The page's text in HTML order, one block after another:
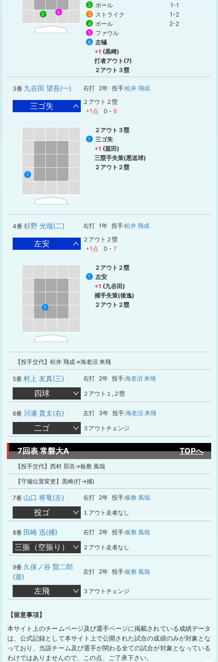
2 5
2 ボール 1-1
3 ストライク 1-2
4 ボール 2-2
5 ファウル
6
左犠
+1 (黒崎)
打者アウト(7)
２アウト３塁
3番 九谷田 望吾(一) 右打 2年 投手:松井 飛成
三ゴ失
２アウト２塁
+1点
0 - 6
1
２アウト３塁
1
三ゴ失
+1 (菰田)
三塁手失策(悪送球)
２アウト２塁
4番 杉野 光哉(二) 右打 1年 投手:松井 飛成
左安
２アウト２塁
+1点
0 - 7
1
２アウト２塁
1
左安
+1 (九谷田)
捕手失策(後逸)
２アウト２塁
【投手交代】松井 飛成→海老沼 来飛
5番 村上 友真(三) 右打 2年 投手:海老沼 来飛
四球 ２アウト１,２塁
6番 川瀬 貫太(右) 左打 3年 投手:海老沼 来飛
二ゴ ３アウトチェンジ
7回表 常磐大A TOPへ
【投手交代】西村 昴浩→板敷 風哉
【守備位置変更】黒崎(打→捕)
7番 山口 将竜(左) 右打 2年 投手:板敷 風哉
投ゴ １アウト走者なし
8番 田崎 迅(捕) 右打 2年 投手:板敷 風哉
三振（空振り） ２アウト走者なし
9番 久保ノ谷 賢二郎
(遊)
左打 2年 投手:板敷 風哉
左飛 ３アウトチェンジ
【留意事項】
本サイト上のチームページ及び選手ページに掲載されている成績データ
は、公式記録として本サイト上で公開された試合の成績のみが対象とな
っており、当該チーム及び選手が関わる全ての試合が対象となっている
わけではありませんので、この点、ご了承下さい。